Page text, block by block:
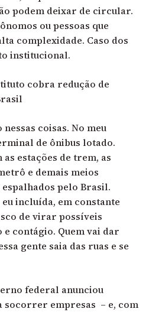
podem deixar de circular.
ou pessoas que
complexidade. Caso dos
institucional.
cobra redução de
coisas. No meu
de ônibus lotado.
estações de trem, as
e demais meios
pelo Brasil.
eu incluída, em constante
de virar possíveis
contágio. Quem vai dar
gente saia das ruas e se
federal anunciou
socorrer empresas – e, com